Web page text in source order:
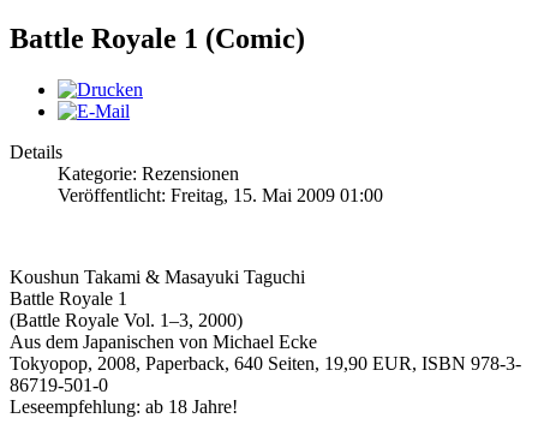
Battle Royale 1 (Comic)
Details
Kategorie: Rezensionen
Veröffentlicht: Freitag, 15. Mai 2009 01:00
Koushun Takami & Masayuki Taguchi
Battle Royale 1
(Battle Royale Vol. 1–3, 2000)
Aus dem Japanischen von Michael Ecke
Tokyopop, 2008, Paperback, 640 Seiten, 19,90 EUR, ISBN 978-3-
86719-501-0
Leseempfehlung: ab 18 Jahre!